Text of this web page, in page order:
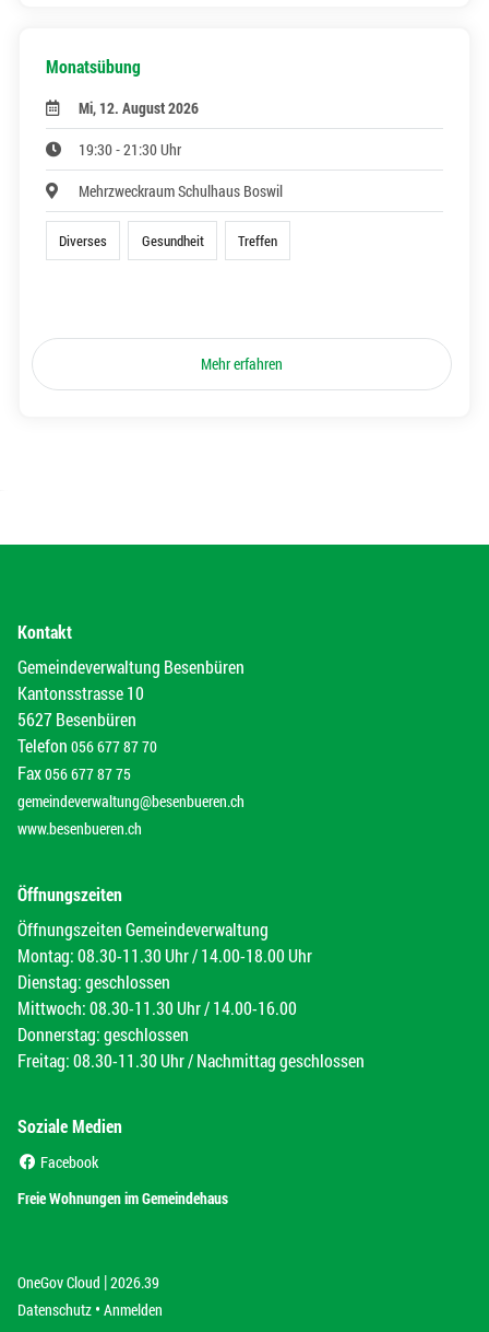
Monatsübung
Mi, 12. August 2026
19:30 - 21:30 Uhr
Mehrzweckraum Schulhaus Boswil
Diverses Gesundheit Treffen
Mehr erfahren
Kontakt
Gemeindeverwaltung Besenbüren
Kantonsstrasse 10
5627 Besenbüren
Telefon 056 677 87 70
Fax056 677 87 75
gemeindeverwaltung@besenbueren.ch
www.besenbueren.ch
Öffnungszeiten
Öffnungszeiten Gemeindeverwaltung
Montag: 08.30-11.30 Uhr / 14.00-18.00 Uhr
Dienstag: geschlossen
Mittwoch: 08.30-11.30 Uhr / 14.00-16.00
Donnerstag: geschlossen
Freitag: 08.30-11.30 Uhr / Nachmittag geschlossen
Soziale Medien
Facebook
Freie Wohnungen im Gemeindehaus
OneGov Cloud (External Link)
|2026.39
Datenschutz (External Link)
Anmelden